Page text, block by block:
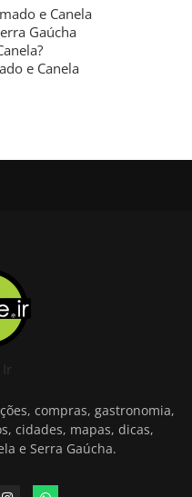
e Canela
Gaúcha
e Canela
compras, gastronomia,
cidades, mapas, dicas,
e Serra Gaúcha.